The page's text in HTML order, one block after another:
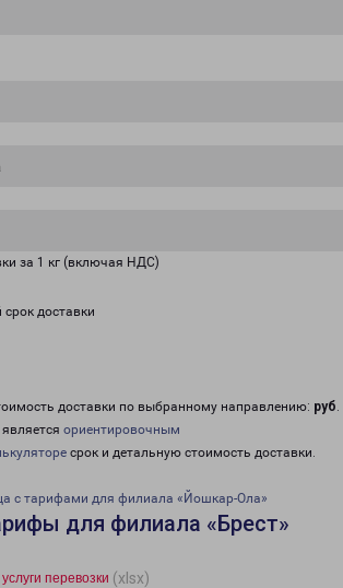
за 1 кг (включая НДС)
доставки
доставки по выбранному направлению: руб.
ориентировочным
срок и детальную стоимость доставки.
с тарифами для филиала «Йошкар-Ола»
для филиала «Брест»
перевозки (xlsx)